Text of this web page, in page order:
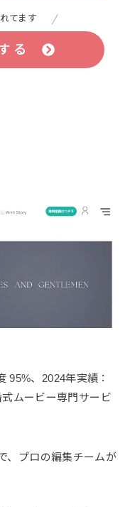
てます
る
95%、2024年実績：
ムービー専門サービ
、プロの編集チームが